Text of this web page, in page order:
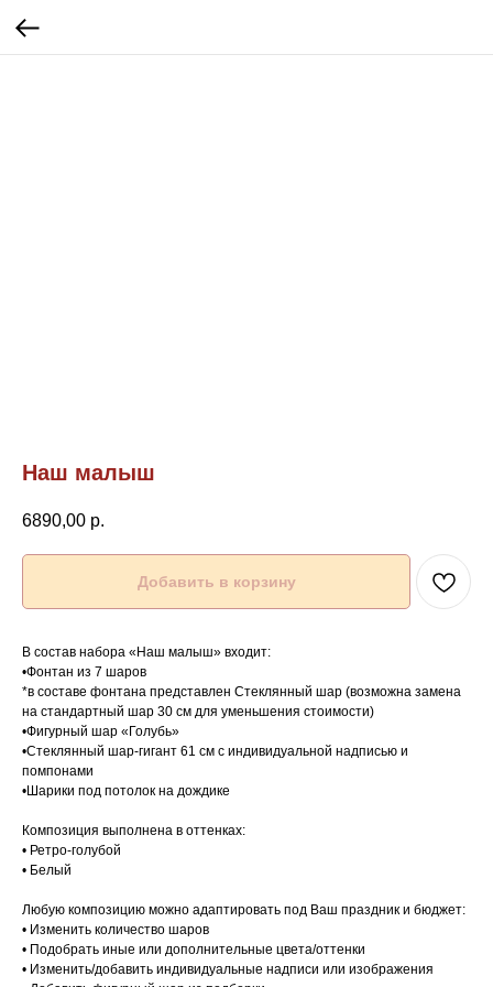
Наш малыш
6890,00 р.
Добавить в корзину
В состав набора «Наш малыш» входит:
•Фонтан из 7 шаров
*в составе фонтана представлен Стеклянный шар (возможна замена
на стандартный шар 30 см для уменьшения стоимости)
•Фигурный шар «Голубь»
•Стеклянный шар-гигант 61 см с индивидуальной надписью и
помпонами
•Шарики под потолок на дождике
Композиция выполнена в оттенках:
• Ретро-голубой
• Белый
Любую композицию можно адаптировать под Ваш праздник и бюджет:
• Изменить количество шаров
• Подобрать иные или дополнительные цвета/оттенки
• Изменить/добавить индивидуальные надписи или изображения